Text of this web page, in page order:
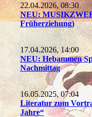
22.04.2026, 08:30
NEU:
Früherziehung)
17.04.2026, 14:00
NEU: Hebammen
Nachmittag
16.05.2025, 07:04
Literatur zum
Jahre“